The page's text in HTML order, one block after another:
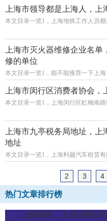
上海市领导都是上海人，
本文目录一览1，上海地铁工作人员
上海市灭火器维修企业名
修的单位
本文目录一览1，能不能推荐一下上
上海市闵行区消费者协会
本文目录一览1，上海闵行区虹梅南路
上海市九亭税务局地址，
地址
本文目录一览1，上海利越汽车租赁
2 3 4
热门文章排行榜
上海暴雨，上海有哪些